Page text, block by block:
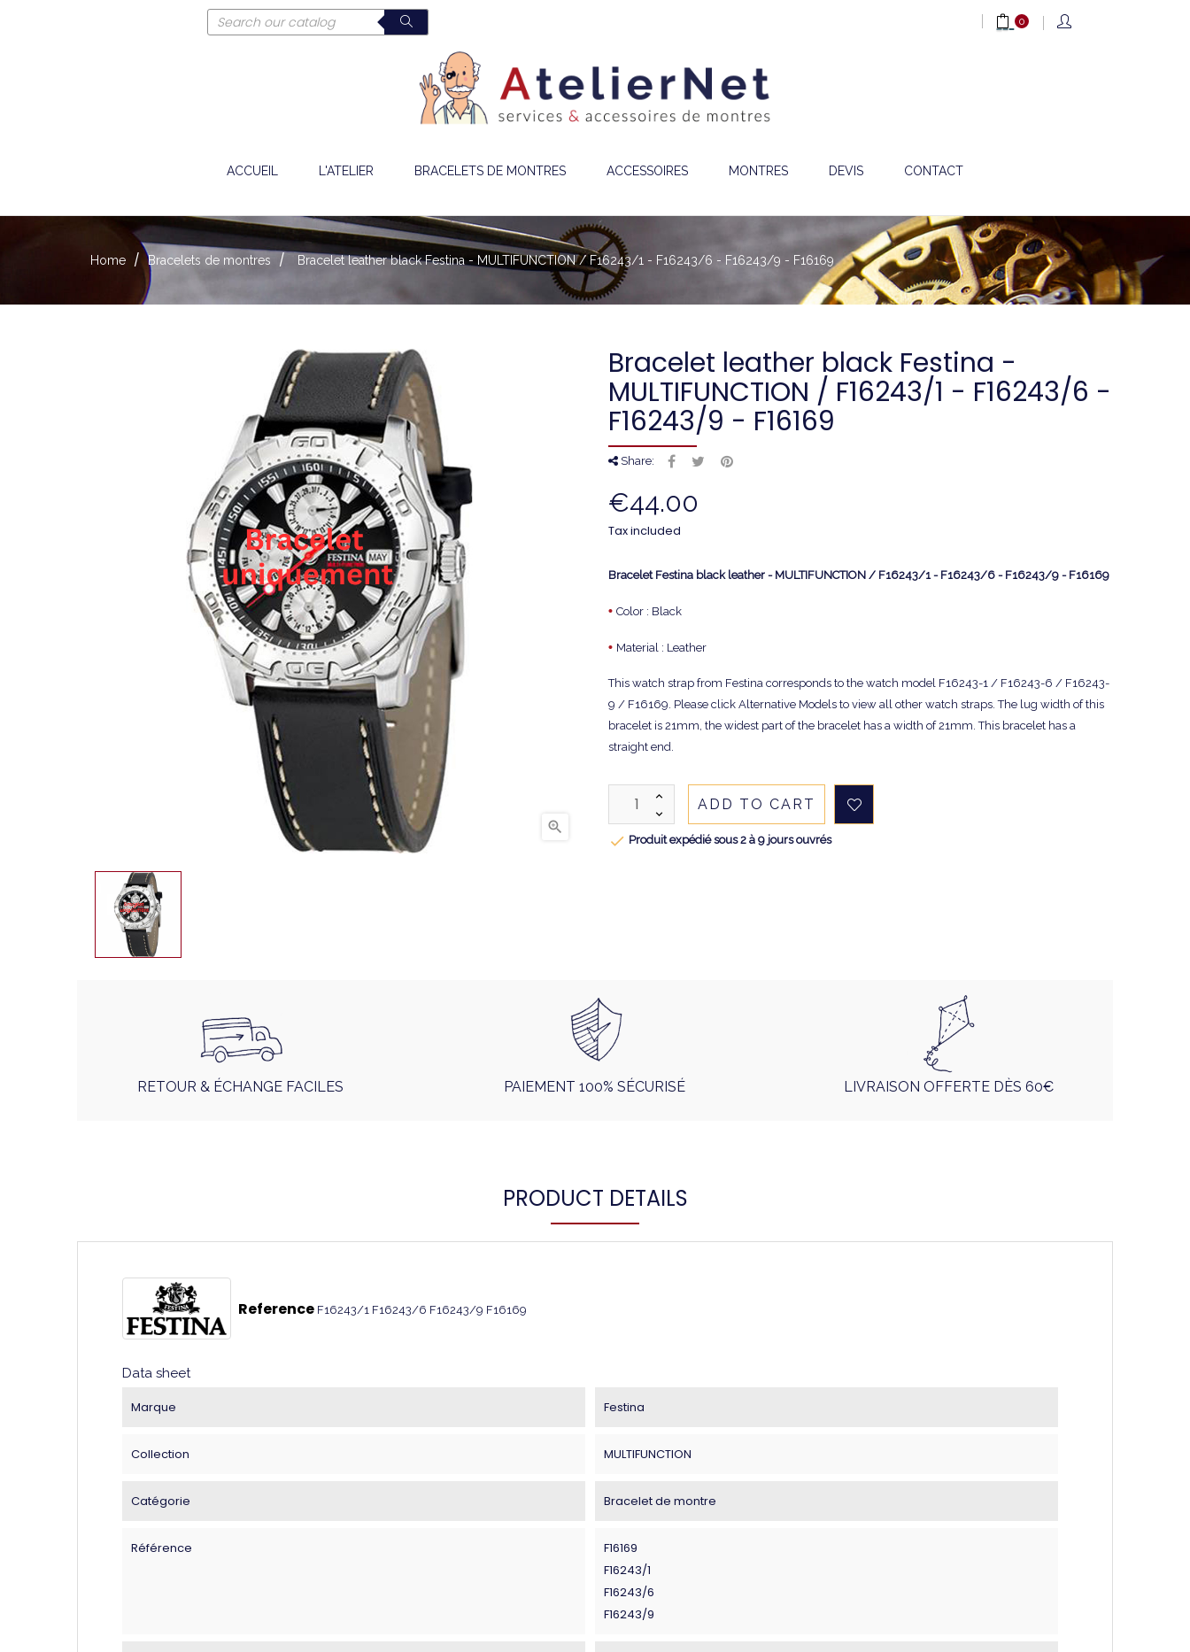
0
ACCUEIL L'ATELIER BRACELETS DE MONTRES ACCESSOIRES MONTRES DEVIS CONTACT
Home Bracelets de montres Bracelet leather black Festina - MULTIFUNCTION / F16243/1 - F16243/6 - F16243/9 - F16169

Bracelet leather black Festina -
MULTIFUNCTION / F16243/1 - F16243/6 -
F16243/9 - F16169
Share:
€44.00
Tax included
Bracelet Festina black leather - MULTIFUNCTION / F16243/1 - F16243/6 - F16243/9 - F16169
• Color : Black
• Material : Leather
This watch strap from Festina corresponds to the watch model F16243-1 / F16243-6 / F16243-
9 / F16169. Please click Alternative Models to view all other watch straps. The lug width of this
bracelet is 21mm, the widest part of the bracelet has a width of 21mm. This bracelet has a
straight end.
ADD TO CART
 Produit expédié sous 2 à 9 jours ouvrés
RETOUR & ÉCHANGE FACILES PAIEMENT 100% SÉCURISÉ LIVRAISON OFFERTE DÈS 60€
PRODUCT DETAILS
Reference F16243/1 F16243/6 F16243/9 F16169
Data sheet
Marque Festina
Collection MULTIFUNCTION
Catégorie Bracelet de montre
Référence
F16169
F16243/1
F16243/6
F16243/9